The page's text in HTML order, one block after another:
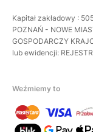
Kapitał zakładowy :
POZNAŃ - NOWE
GOSPODARCZY
lub ewidencji:
Weźmiemy to